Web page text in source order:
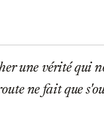
une vérité qui
ne fait que